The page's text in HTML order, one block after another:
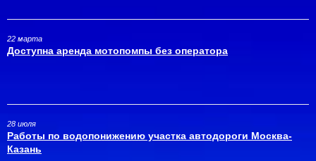
22 марта
Доступна аренда мотопомпы без оператора
28 июля
Работы по водопонижению участка автодороги Москва-
Казань